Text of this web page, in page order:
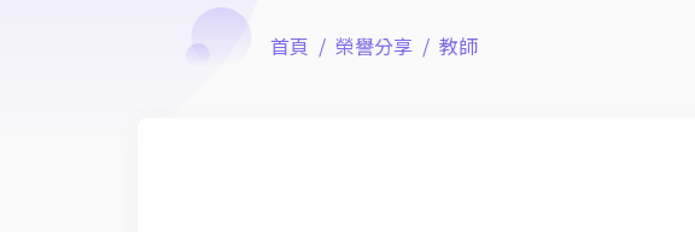
首頁 榮譽分享 教師